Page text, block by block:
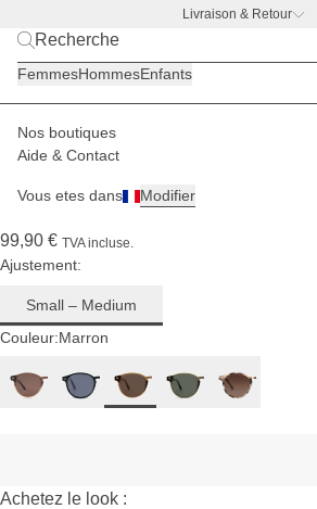
Livraison & Retour
BACK TO WORK —
FemmesHommesEnfants
Nos boutiques
Aide & Contact
Vous etes dans Modifier
Hommes Lunettes de soleil
Pour
les
visages
fins à
99,90 € TVA incluse.
Ajustement:
Small – Medium
Couleur:Marron
Achetez le look :